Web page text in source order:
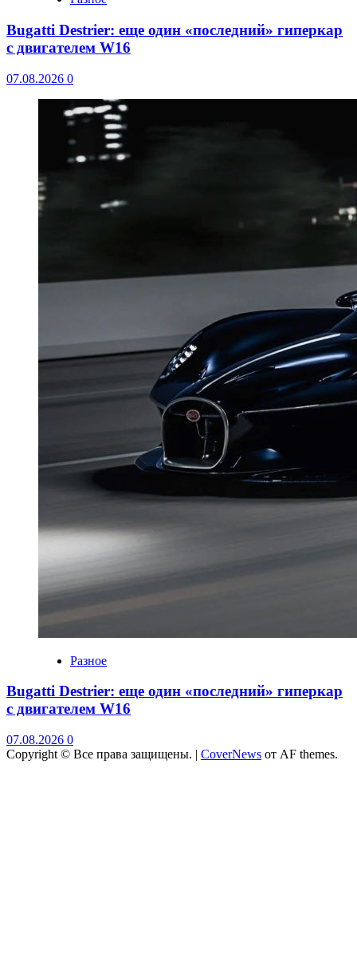
Bugatti Destrier: еще один «последний» гиперкар
с двигателем W16
07.08.2026 0
Разное
Bugatti Destrier: еще один «последний» гиперкар
с двигателем W16
07.08.2026 0
Copyright © Все права защищены. | CoverNews от AF themes.